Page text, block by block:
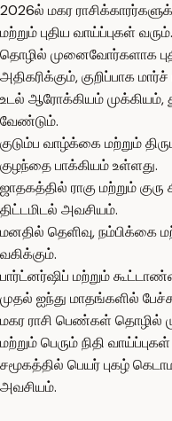
2026ல் மகர
மற்றும் புதிய வாய்ப்புகள் வரும்.
தொழில் முனைவோர்களாக
அதிகரிக்கும், குறிப்பாக
உடல் ஆரோக்கியம் முக்கியம்,
வேண்டும்.
குடும்ப வாழ்க்கை மற்றும்
குழந்தை பாக்கியம் உள்ளது.
ஜாதகத்தில் ராகு மற்றும்
திட்டமிடல் அவசியம்.
மனதில் தெளிவு, நம்பிக்கை
வகிக்கும்.
பார்ட்னர்ஷிப் மற்றும்
முதல் ஐந்து மாதங்களில்
மகர ராசி பெண்கள் தொழில்
மற்றும் பெரும் நிதி
சமூகத்தில் பெயர் புகழ்
அவசியம்.